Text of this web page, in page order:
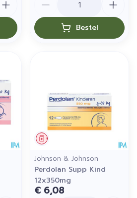
Bestel
Geneesmiddel
Johnson & Johnson
Perdolan Supp Kind
12x350mg
€ 6,08